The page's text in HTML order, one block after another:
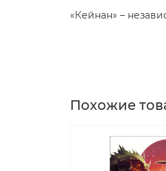
«Кейнан» –
Похожие